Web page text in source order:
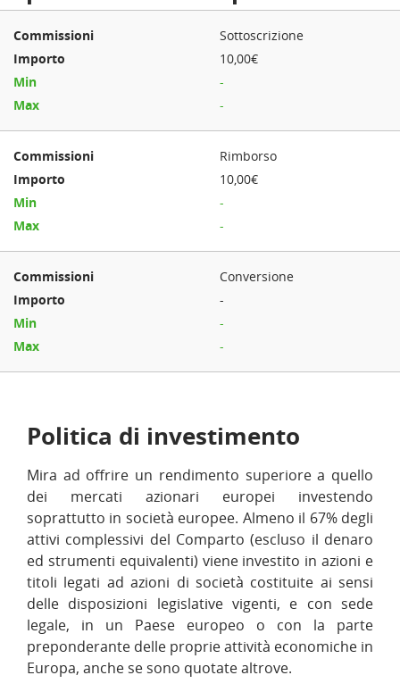
Sottoscrizione
10,00€
-
-
Rimborso
10,00€
-
-
Conversione
-
-
-
Politica di investimento
Mira ad offrire un rendimento superiore a quello
dei mercati azionari europei investendo
soprattutto in società europee. Almeno il 67% degli
attivi complessivi del Comparto (escluso il denaro
ed strumenti equivalenti) viene investito in azioni e
titoli legati ad azioni di società costituite ai sensi
delle disposizioni legislative vigenti, e con sede
legale, in un Paese europeo o con la parte
preponderante delle proprie attività economiche in
Europa, anche se sono quotate altrove.